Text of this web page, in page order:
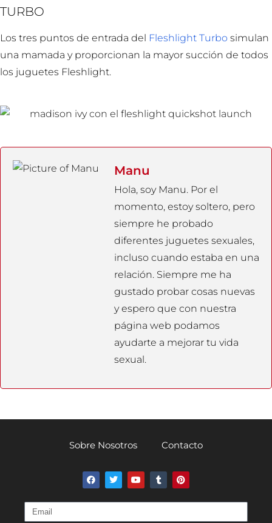
TURBO
Los tres puntos de entrada del Fleshlight Turbo simulan
una mamada y proporcionan la mayor succión de todos
los juguetes Fleshlight.
Manu
Hola, soy Manu. Por el
momento, estoy soltero, pero
siempre he probado
diferentes juguetes sexuales,
incluso cuando estaba en una
relación. Siempre me ha
gustado probar cosas nuevas
y espero que con nuestra
página web podamos
ayudarte a mejorar tu vida
sexual.
Sobre Nosotros Contacto